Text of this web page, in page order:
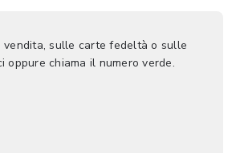
vendita, sulle carte fedeltà o sulle
oppure chiama il numero verde.